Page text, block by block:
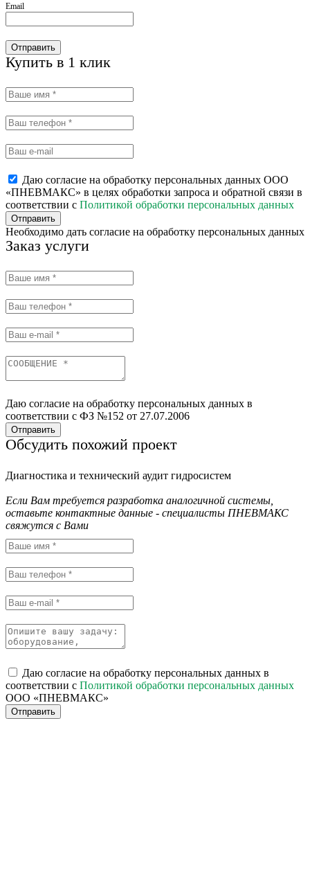
Email
Отправить
Купить в 1 клик
Даю согласие на обработку персональных данных ООО
«ПНЕВМАКС» в целях обработки запроса и обратной связи в
соответствии с Политикой обработки персональных данных
Отправить
Необходимо дать согласие на обработку персональных данных
Заказ услуги
Даю согласие на обработку персональных данных в
соответствии с ФЗ №152 от 27.07.2006
Отправить
Обсудить похожий проект
Диагностика и технический аудит гидросистем
Если Вам требуется разработка аналогичной системы,
оставьте контактные данные - специалисты ПНЕВМАКС
свяжутся с Вами
Даю согласие на обработку персональных данных в
соответствии с Политикой обработки персональных данных
ООО «ПНЕВМАКС»
Отправить